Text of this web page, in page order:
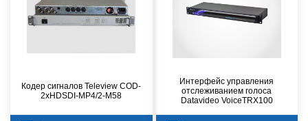
Кодер сигналов Teleview COD-
2xHDSDI-MP4/2-M58
Интерфейс управления
отслеживанием голоса
Datavideo VoiceTRX100